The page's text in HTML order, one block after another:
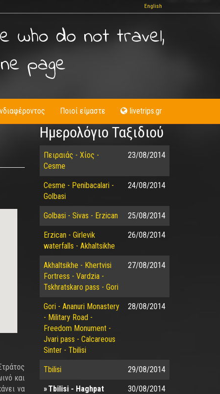
English
who do not travel,
page
Ποιοί είμαστε livetrips.gr
και
να
Ημερολόγιο Ταξιδιού
Πειραιάς - Χίος -
Cesme
23/08/2014
Cesme - Penibacalari -
Golbasi
24/08/2014
Golbasi - Sivas - Erzican 25/08/2014
Erzican - Girlevik
waterfalls - Akhaltsikhe
26/08/2014
Akhaltsikhe - Khertvisi
Fortress - Vardzia -
Tskhratskaro pass - Gori
27/08/2014
Gori - Ananuri Monastery
- Military Road -
Freedom Monument -
Jvari pass - Calcareous
Sinter - Tbilisi
28/08/2014
Tbilisi 29/08/2014
Tbilisi - Haghpat
30/08/2014